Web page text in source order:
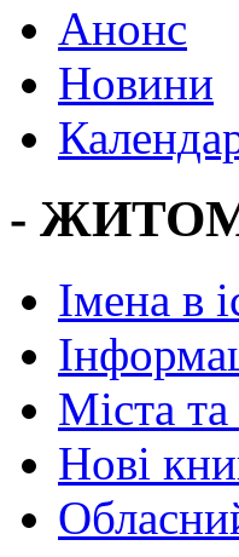
Анонс
Новини
-
Імена в
Міста
Нові